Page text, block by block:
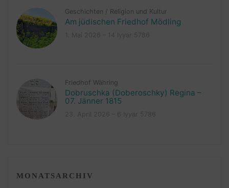
Geschichten / Religion und Kultur
Am jüdischen Friedhof Mödling
Friedhof Währing
Dobruschka (Doberoschky) Regina –
07. Jänner 1815
MONATSARCHIV